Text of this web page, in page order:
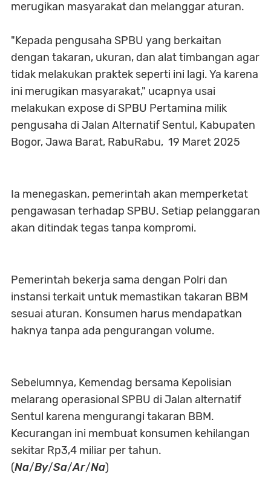
merugikan masyarakat dan melanggar aturan.
"Kepada pengusaha SPBU yang berkaitan
dengan takaran, ukuran, dan alat timbangan agar
tidak melakukan praktek seperti ini lagi. Ya karena
ini merugikan masyarakat," ucapnya usai
melakukan expose di SPBU Pertamina milik
pengusaha di Jalan Alternatif Sentul, Kabupaten
Bogor, Jawa Barat, RabuRabu, 19 Maret 2025
Ia menegaskan, pemerintah akan memperketat
pengawasan terhadap SPBU. Setiap pelanggaran
akan ditindak tegas tanpa kompromi.
Pemerintah bekerja sama dengan Polri dan
instansi terkait untuk memastikan takaran BBM
sesuai aturan. Konsumen harus mendapatkan
haknya tanpa ada pengurangan volume.
Sebelumnya, Kemendag bersama Kepolisian
melarang operasional SPBU di Jalan alternatif
Sentul karena mengurangi takaran BBM.
Kecurangan ini membuat konsumen kehilangan
sekitar Rp3,4 miliar per tahun.
(Na/By/Sa/Ar/Na)